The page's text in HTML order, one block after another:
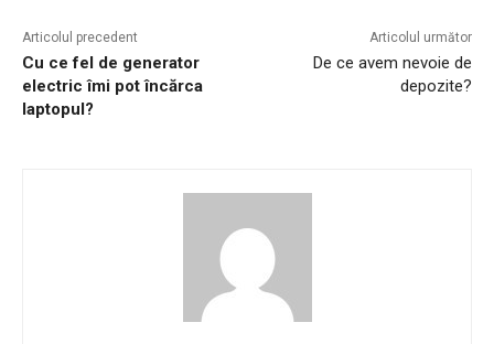
Articolul precedent
Cu ce fel de generator
electric îmi pot încărca
laptopul?
Articolul următor
De ce avem nevoie de
depozite?